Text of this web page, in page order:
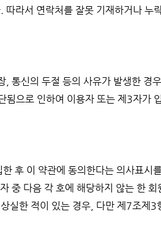
라서 연락처를 잘못 기재하거나
통신의 두절 등의 사유가 발생한 경
으로 인하여 이용자 또는 제3자가
후 이 약관에 동의한다는 의사표시
중 다음 각 호에 해당하지 않는 한 회
한 적이 있는 경우, 다만 제7조제